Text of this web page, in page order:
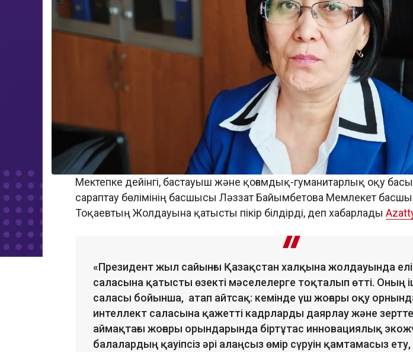
Мектепке дейінгі, бастауыш және қоғамдық-гуманитарлық оқу
сараптау бөлімінің басшысы Ләззат Байымбетова Мемлекет
Тоқаевтың Жолдауына қатысты пікір білдірді, деп хабарлады
«Президент жыл сайынғы Қазақстан халқына жолдауында
саласына қатысты өзекті мәселелерге тоқталып өтті. Оның
саласы бойынша, атап айтсақ: кемінде үш жоғары оқу
интеллект саласына қажетті кадрларды даярлау және
аймақтағы жоғары орындарында біртұтас инновациялық
балалардың қауіпсіз әрі алаңсыз өмір сүруін қамтамасыз